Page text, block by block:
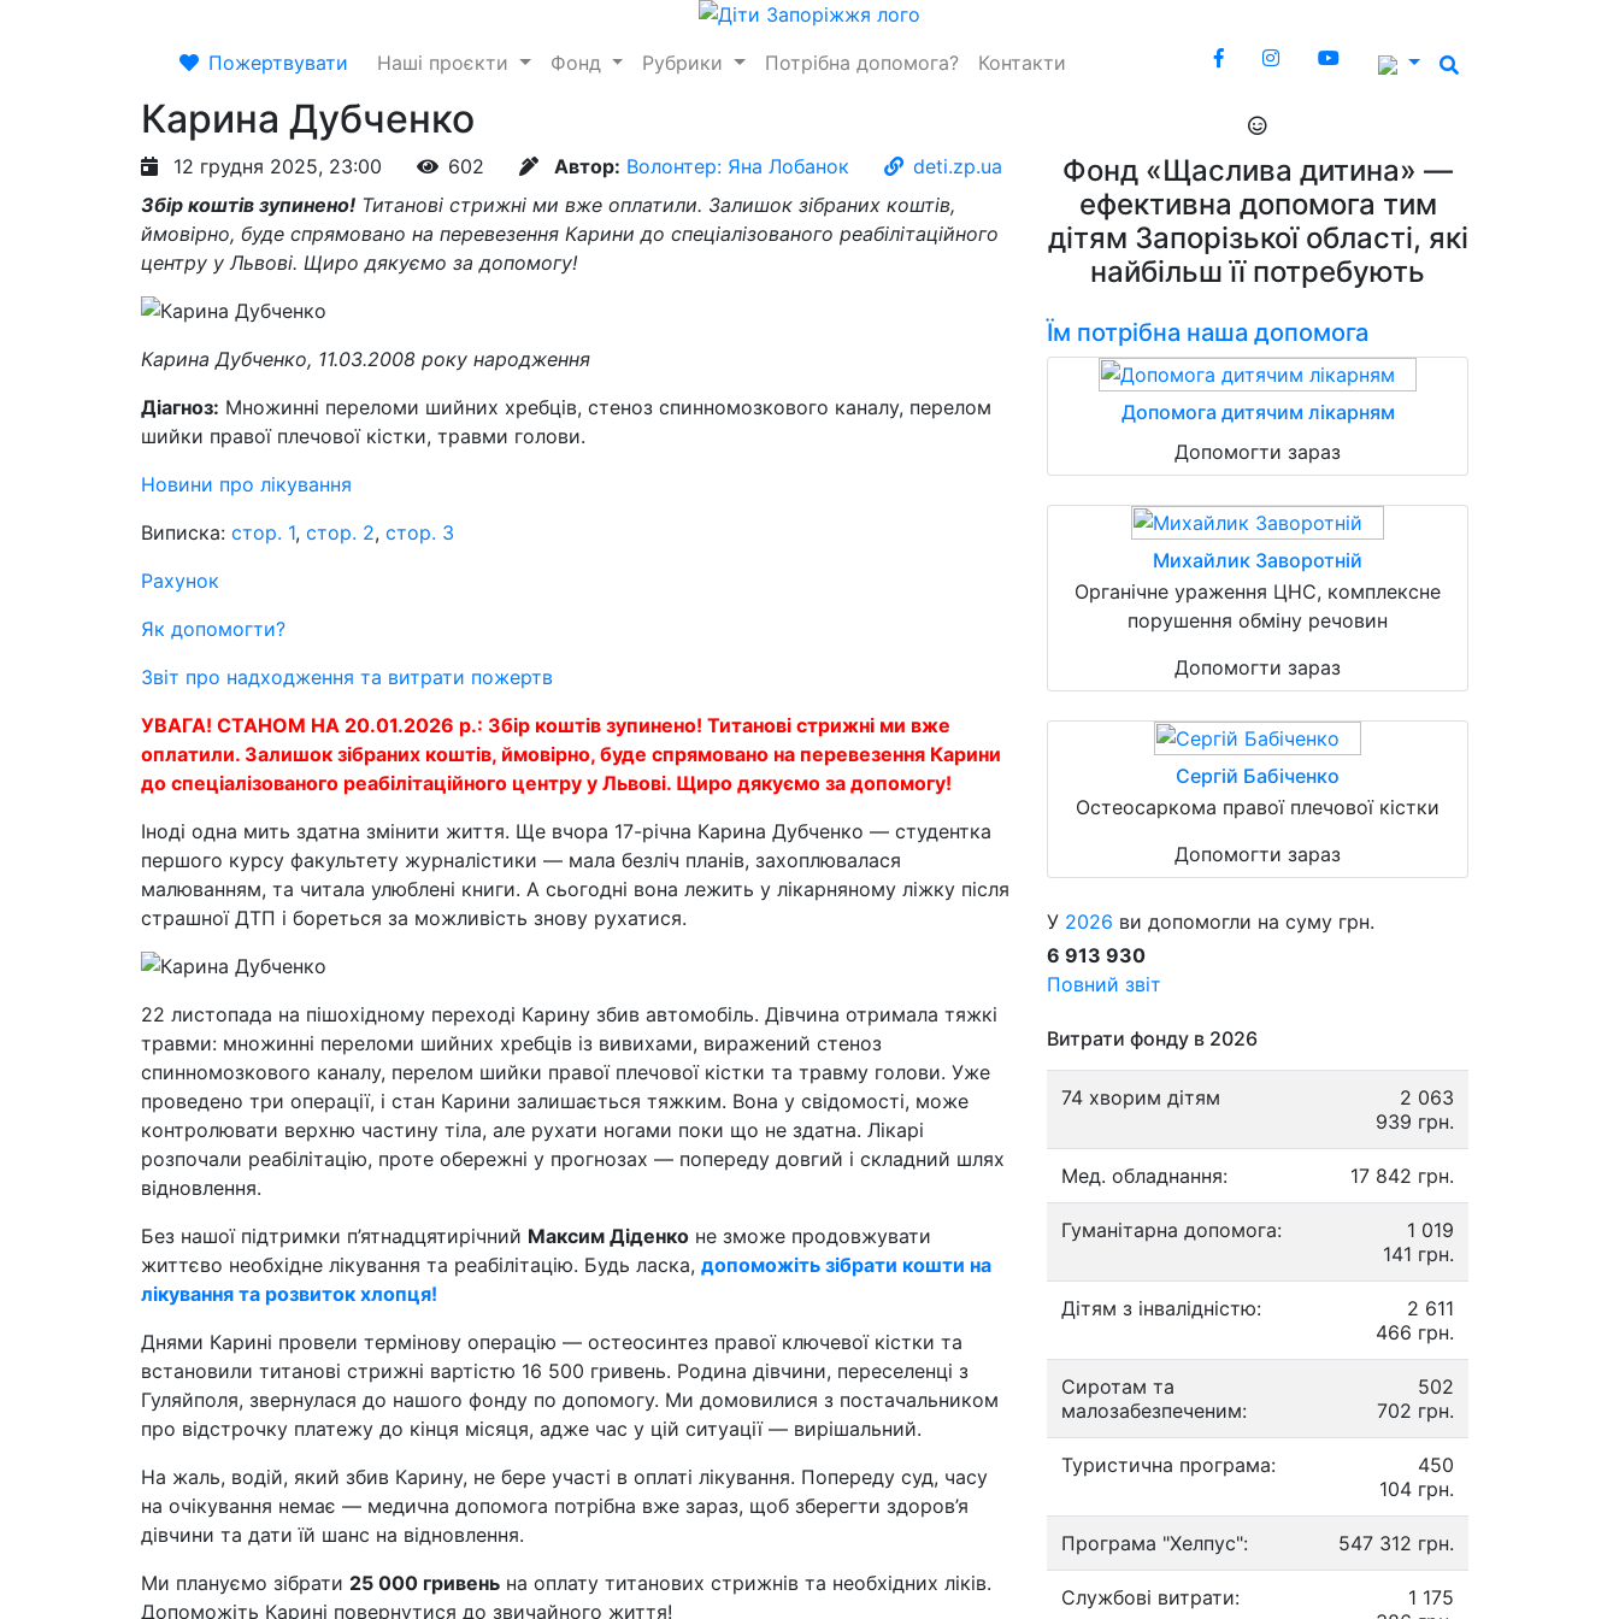
Пожертвувати Наші проєкти Фонд Рубрики Потрібна допомога? Контакти
Карина Дубченко
12 грудня 2025, 23:00 602 Автор: Волонтер: Яна Лобанок
deti.zp.ua
Збір коштів зупинено! Титанові стрижні ми вже оплатили. Залишок зібраних коштів,
ймовірно, буде спрямовано на перевезення Карини до спеціалізованого реабілітаційного
центру у Львові. Щиро дякуємо за допомогу!
Карина Дубченко, 11.03.2008 року народження
Діагноз: Множинні переломи шийних хребців, стеноз спинномозкового каналу, перелом
шийки правої плечової кістки, травми голови.
Новини про лікування
Виписка: стор. 1, стор. 2, стор. 3
Рахунок
Як допомогти?
Звіт про надходження та витрати пожертв
УВАГА! СТАНОМ НА 20.01.2026 р.: Збір коштів зупинено! Титанові стрижні ми вже
оплатили. Залишок зібраних коштів, ймовірно, буде спрямовано на перевезення Карини
до спеціалізованого реабілітаційного центру у Львові. Щиро дякуємо за допомогу!
Іноді одна мить здатна змінити життя. Ще вчора 17-річна Карина Дубченко — студентка
першого курсу факультету журналістики — мала безліч планів, захоплювалася
малюванням, та читала улюблені книги. А сьогодні вона лежить у лікарняному ліжку після
страшної ДТП і бореться за можливість знову рухатися.
22 листопада на пішохідному переході Карину збив автомобіль. Дівчина отримала тяжкі
травми: множинні переломи шийних хребців із вивихами, виражений стеноз
спинномозкового каналу, перелом шийки правої плечової кістки та травму голови. Уже
проведено три операції, і стан Карини залишається тяжким. Вона у свідомості, може
контролювати верхню частину тіла, але рухати ногами поки що не здатна. Лікарі
розпочали реабілітацію, проте обережні у прогнозах — попереду довгий і складний шлях
відновлення.
Без нашої підтримки п’ятнадцятирічний Максим Діденко не зможе продовжувати
життєво необхідне лікування та реабілітацію. Будь ласка, допоможіть зібрати кошти на
лікування та розвиток хлопця!
Днями Карині провели термінову операцію — остеосинтез правої ключевої кістки та
встановили титанові стрижні вартістю 16 500 гривень. Родина дівчини, переселенці з
Гуляйполя, звернулася до нашого фонду по допомогу. Ми домовилися з постачальником
про відстрочку платежу до кінця місяця, адже час у цій ситуації — вирішальний.
На жаль, водій, який збив Карину, не бере участі в оплаті лікування. Попереду суд, часу
на очікування немає — медична допомога потрібна вже зараз, щоб зберегти здоров’я
дівчини та дати їй шанс на відновлення.
Ми плануємо зібрати 25 000 гривень на оплату титанових стрижнів та необхідних ліків.
Допоможіть Карині повернутися до звичайного життя!
Фонд «Щаслива дитина» —
ефективна допомога тим
дітям Запорізької області, які
найбільш її потребують
Їм потрібна наша допомога
Допомога дитячим лікарням
Допомогти зараз
Михайлик Заворотній
Органічне ураження ЦНС, комплексне
порушення обміну речовин
Допомогти зараз
Сергій Бабіченко
Остеосаркома правої плечової кістки
Допомогти зараз
У 2026 ви допомогли на суму грн.
6 913 930
Повний звіт
Витрати фонду в 2026
74 хворим дітям
2 063
939 грн.
Мед. обладнання: 17 842 грн.
Гуманітарна допомога:
1 019
141 грн.
Дітям з інвалідністю:
2 611
466 грн.
Сиротам та
малозабезпеченим:
502
702 грн.
Туристична програма:
450
104 грн.
Програма "Хелпус": 547 312 грн.
Службові витрати:
1 175